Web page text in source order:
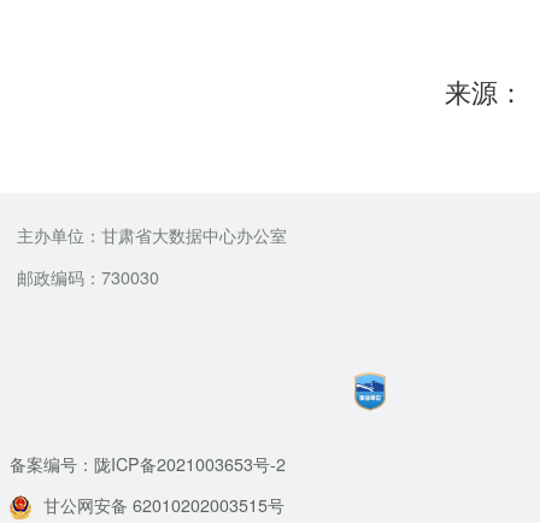
来源：
主办单位：甘肃省大数据中心办公室
邮政编码：730030
备案编号：陇ICP备2021003653号-2
甘公网安备 62010202003515号